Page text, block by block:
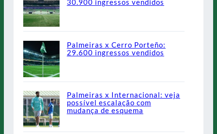
30.900 ingressos vendidos
Palmeiras x Cerro Porteño:
29.600 ingressos vendidos
Palmeiras x Internacional: veja
possível escalação com
mudança de esquema